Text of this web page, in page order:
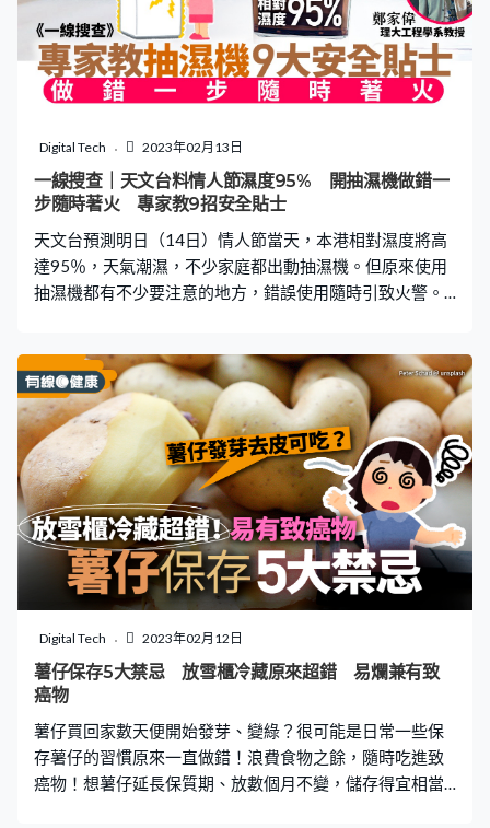
聞言即感不滿。餐廳指，「該位女士聽到有呢個「規條」
後，就即刻好似上咗身咁，用粗暴嘅語調去謾罵我哋嘅同
事」。 帖文引述該名女士指，餐廳尚餘多個空位，又指若
非家中兩位八旬老人家想到餐廳用膳，根本不會光顧。餐
間，惟女士更為激動，「點知佢仲嬲，話佢唔入，佢唔係
乞衣，唔使施捨」。 更多熱門文章 警方揭Carousell最新釣
魚詐騙 31賣家被騙信用卡資料失39萬 一招識穿假網站
解司機可否追
Digital Tech 2023年02月13日
一線搜查｜天文台料情人節濕度95% 開抽濕機做錯一
步隨時著火 專家教9招安全貼士
天文台預測明日（14日）情人節當天，本港相對濕度將高
達95％，天氣潮濕，不少家庭都出動抽濕機。但原來使用
抽濕機都有不少要注意的地方，錯誤使用隨時引致火警。
使用9大貼士及正確使用步驟，即看下文了解！ 更多熱門
文章： 一線搜查｜內地通關二維碼「黑碼」申請教學 健
康申報3大方法一文看｜附申報網址 東京13間新酒店
2023 3分鐘到JR！免費溫泉／房內桑拿／無邊際泳池 6
人家庭可入住 抽濕機安全使用9大貼士 近日天氣相當潮
濕，又是抽濕機出動的時候。開動麈封已久的抽濕機前，
不妨看一看以下9個抽濕機安全使用貼士，避免家居意外發
生。 1. 長時間沒開抽濕機 應先開吹風模式 鄭家偉指，抽
濕機並非經常使用的家電，抽濕機如果長時間閒置，會積
聚塵埃，導致運作不暢順。除了影響抽濕效果及散熱情
況，嚴重更有機會出現過熱短路，甚至引起火警。因此，
閒置了一段時間無用要再使用的話，應先開動吹風模式，
把抽濕機內灰塵吹出來，確保出風口暢順無阻。 2. 存放在
穩的地方，避免把
Digital Tech 2023年02月12日
薯仔保存5大禁忌 放雪櫃冷藏原來超錯 易爛兼有致
癌物
薯仔買回家數天便開始發芽、變綠？很可能是日常一些保
存薯仔的習慣原來一直做錯！浪費食物之餘，隨時吃進致
癌物！想薯仔延長保質期、放數個月不變，儲存得宜相當